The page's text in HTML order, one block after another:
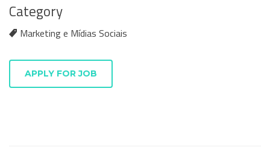
Category
Marketing e Mídias Sociais
APPLY FOR JOB